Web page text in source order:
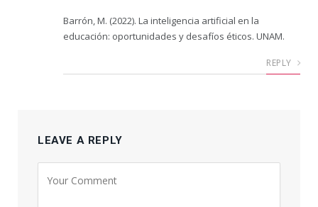
Barrón, M. (2022). La inteligencia artificial en la
educación: oportunidades y desafíos éticos. UNAM.
REPLY
LEAVE A REPLY